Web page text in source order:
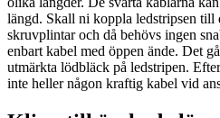
längd. Skall ni koppla ledstripsen till
skruvplintar och då behövs ingen
enbart kabel med öppen ände. Det
utmärkta lödbläck på ledstripen.
inte heller någon kraftig kabel vid